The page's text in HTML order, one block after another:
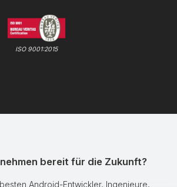
ISO 9001:2015
bereit für die Zukunft?
Android-Entwickler, Ingenieure,